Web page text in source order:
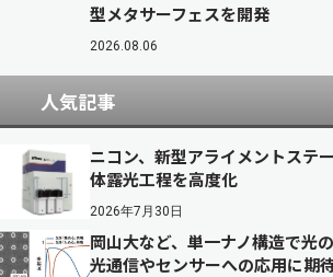
型メタサーフェスを開発
2026.08.06
人気記事
ニコン、新型アライメントス
体露光工程を高度化
2026年7月30日
岡山大など、単一ナノ構造で
光通信やセンサーへの応用に期